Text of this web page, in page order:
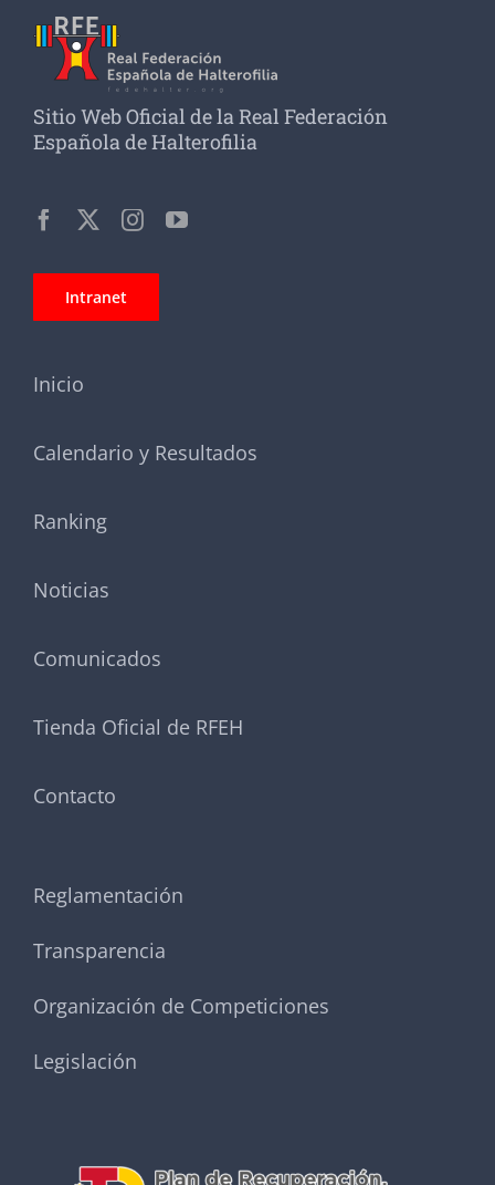
Sitio Web Oficial de la Real Federación
Española de Halterofilia
Intranet
Inicio
Calendario y Resultados
Ranking
Noticias
Comunicados
Tienda Oficial de RFEH
Contacto
Reglamentación
Transparencia
Organización de Competiciones
Legislación